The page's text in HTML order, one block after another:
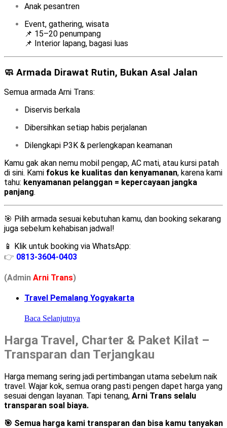
Anak pesantren
Event, gathering, wisata
📌 15–20 penumpang
📌 Interior lapang, bagasi luas
🧼 Armada Dirawat Rutin, Bukan Asal Jalan
Semua armada Arni Trans:
Diservis berkala
Dibersihkan setiap habis perjalanan
Dilengkapi P3K & perlengkapan keamanan
Kamu gak akan nemu mobil pengap, AC mati, atau kursi patah
di sini. Kami fokus ke kualitas dan kenyamanan, karena kami
tahu: kenyamanan pelanggan = kepercayaan jangka
panjang.
🎯 Pilih armada sesuai kebutuhan kamu, dan booking sekarang
juga sebelum kehabisan jadwal!
📱 Klik untuk booking via WhatsApp:
👉 0813-3604-0403
(Admin Arni Trans)
Travel Pemalang Yogyakarta
Baca Selanjutnya
Harga Travel, Charter & Paket Kilat –
Transparan dan Terjangkau
Harga memang sering jadi pertimbangan utama sebelum naik
travel. Wajar kok, semua orang pasti pengen dapet harga yang
sesuai dengan layanan. Tapi tenang, Arni Trans selalu
transparan soal biaya.
🎯 Semua harga kami transparan dan bisa kamu tanyakan